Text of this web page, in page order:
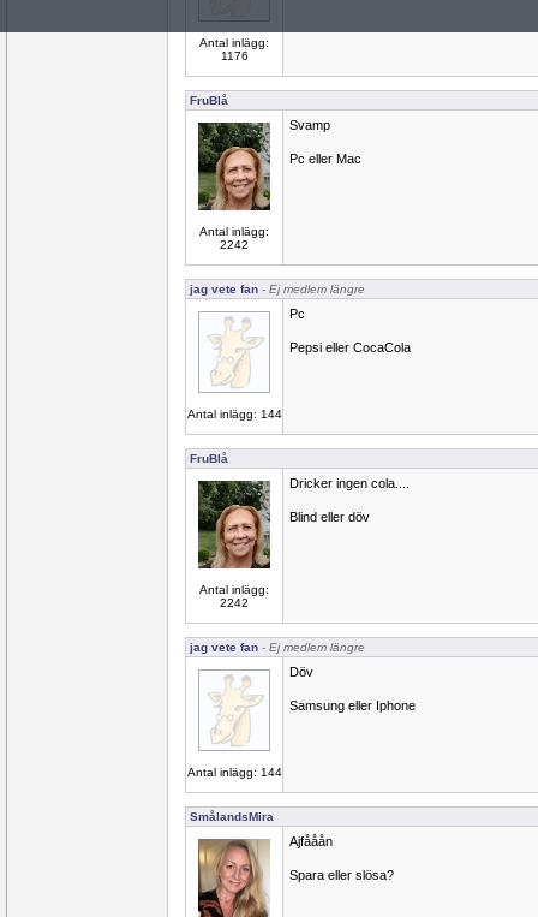
Antal inlägg:
1176
FruBlå
Antal inlägg:
2242
Svamp
Pc eller Mac
jag vete fan - Ej medlem längre
Antal inlägg: 144
Pc
Pepsi eller CocaCola
FruBlå
Antal inlägg:
2242
Dricker ingen cola....
Blind eller döv
jag vete fan - Ej medlem längre
Antal inlägg: 144
Döv
Samsung eller Iphone
SmålandsMira
Ajfååån
Spara eller slösa?